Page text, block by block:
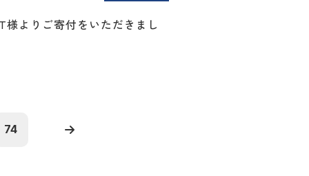
様よりご寄付をいただきまし
74